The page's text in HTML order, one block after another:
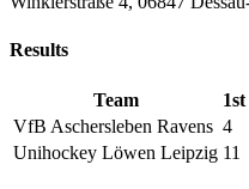
Results
Team 1st
VfB Aschersleben Ravens 4
Unihockey Löwen Leipzig 11